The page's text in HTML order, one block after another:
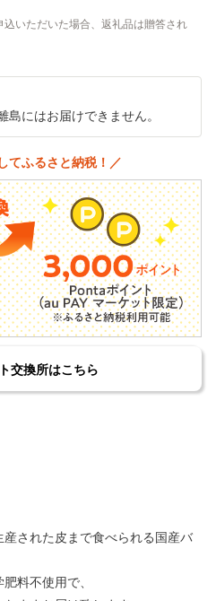
いただいた場合、返礼品は贈答され
にはお届けできません。
てふるさと納税！／
交換所はこちら
された皮まで食べられる国産バ
料不使用で、